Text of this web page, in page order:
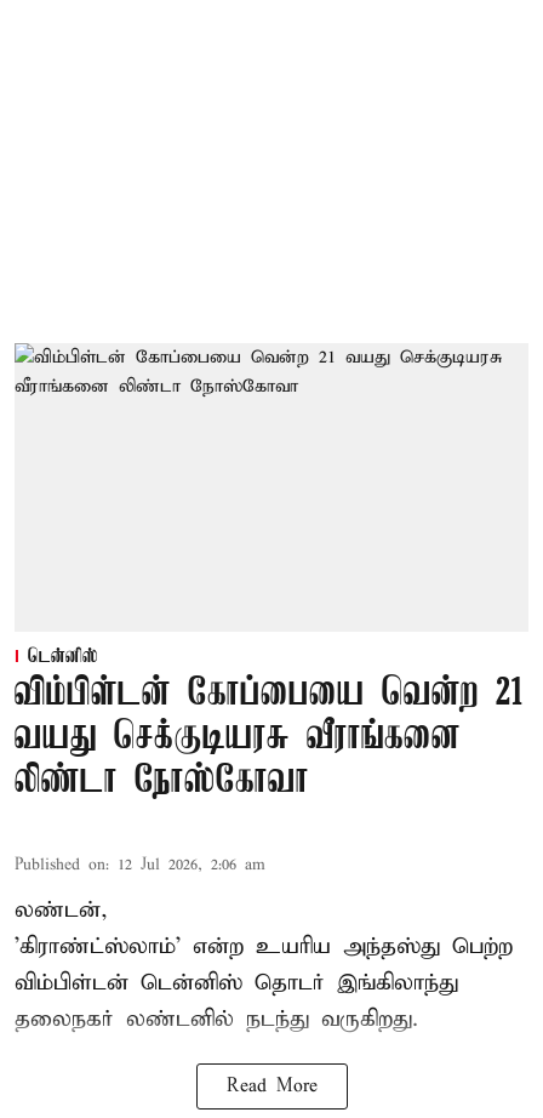
டென்னிஸ்
விம்பிள்டன் கோப்பையை வென்ற 21
வயது செக்குடியரசு வீராங்கனை
லிண்டா நோஸ்கோவா
Published on: 12 Jul 2026, 2:06 am
லண்டன்,
'கிராண்ட்ஸ்லாம்' என்ற உயரிய அந்தஸ்து பெற்ற
விம்பிள்டன் டென்னிஸ் தொடர் இங்கிலாந்து
தலைநகர் லண்டனில் நடந்து வருகிறது.
Read More